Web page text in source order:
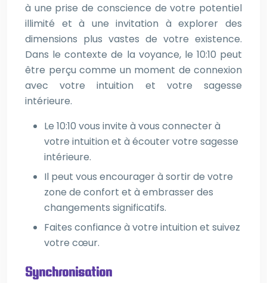
à une prise de conscience de votre potentiel
illimité et à une invitation à explorer des
dimensions plus vastes de votre existence.
Dans le contexte de la voyance, le 10:10 peut
être perçu comme un moment de connexion
avec votre intuition et votre sagesse
intérieure.
Le 10:10 vous invite à vous connecter à
votre intuition et à écouter votre sagesse
intérieure.
Il peut vous encourager à sortir de votre
zone de confort et à embrasser des
changements significatifs.
Faites confiance à votre intuition et suivez
votre cœur.
Synchronisation